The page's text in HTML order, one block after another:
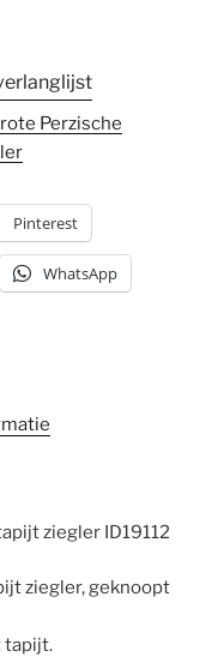
Perzische
Pinterest
WhatsApp
ziegler ID19112
ziegler, geknoopt
tapijt.